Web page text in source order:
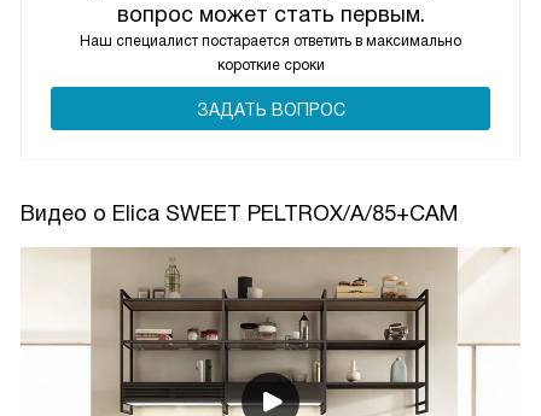
вопрос может стать первым.
Наш специалист постарается ответить в максимально
короткие сроки
ЗАДАТЬ ВОПРОС
Видео о Elica SWEET PELTROX/A/85+CAM